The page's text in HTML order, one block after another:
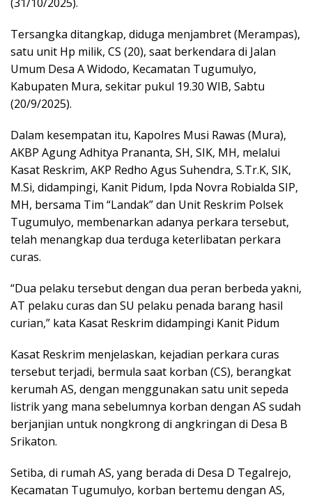
Tersangka ditangkap, diduga menjambret (Merampas),
satu unit Hp milik, CS (20), saat berkendara di Jalan
Umum Desa A Widodo, Kecamatan Tugumulyo,
Kabupaten Mura, sekitar pukul 19.30 WIB, Sabtu
(20/9/2025).
Dalam kesempatan itu, Kapolres Musi Rawas (Mura),
AKBP Agung Adhitya Prananta, SH, SIK, MH, melalui
Kasat Reskrim, AKP Redho Agus Suhendra, S.Tr.K, SIK,
M.Si, didampingi, Kanit Pidum, Ipda Novra Robialda SIP,
MH, bersama Tim “Landak” dan Unit Reskrim Polsek
Tugumulyo, membenarkan adanya perkara tersebut,
telah menangkap dua terduga keterlibatan perkara
curas.
“Dua pelaku tersebut dengan dua peran berbeda yakni,
AT pelaku curas dan SU pelaku penada barang hasil
curian,” kata Kasat Reskrim didampingi Kanit Pidum
Kasat Reskrim menjelaskan, kejadian perkara curas
tersebut terjadi, bermula saat korban (CS), berangkat
kerumah AS, dengan menggunakan satu unit sepeda
listrik yang mana sebelumnya korban dengan AS sudah
berjanjian untuk nongkrong di angkringan di Desa B
Srikaton.
Setiba, di rumah AS, yang berada di Desa D Tegalrejo,
Kecamatan Tugumulyo, korban bertemu dengan AS,